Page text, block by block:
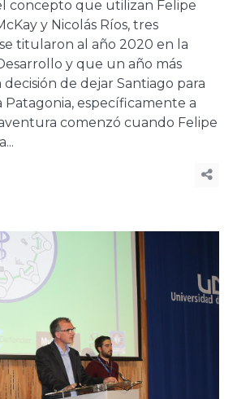
concepto que utilizan Felipe
y Nicolás Ríos, tres
titularon al año 2020 en la
y que un año más
de dejar Santiago para
Patagonia, específicamente a
comenzó cuando Felipe